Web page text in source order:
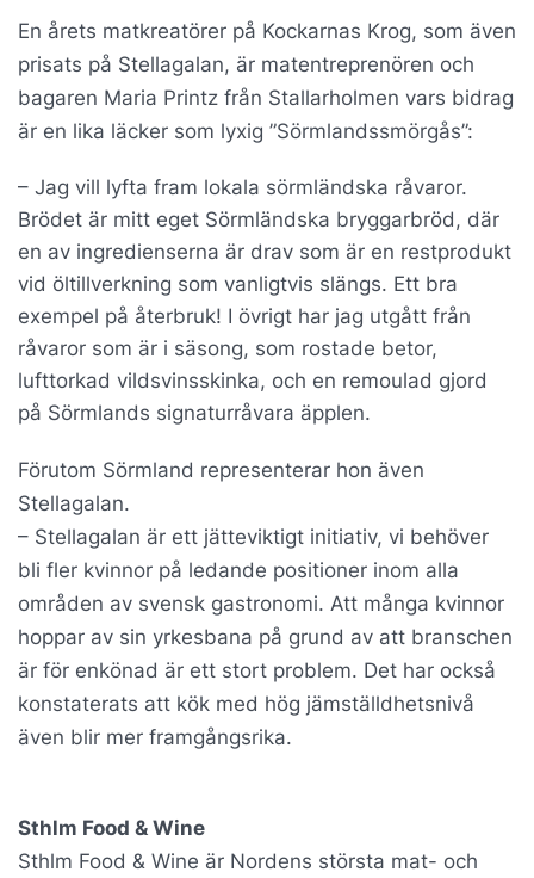
En årets matkreatörer på Kockarnas Krog, som även
prisats på Stellagalan, är matentreprenören och
bagaren Maria Printz från Stallarholmen vars bidrag
är en lika läcker som lyxig ”Sörmlandssmörgås”:
– Jag vill lyfta fram lokala sörmländska råvaror.
Brödet är mitt eget Sörmländska bryggarbröd, där
en av ingredienserna är drav som är en restprodukt
vid öltillverkning som vanligtvis slängs. Ett bra
exempel på återbruk! I övrigt har jag utgått från
råvaror som är i säsong, som rostade betor,
lufttorkad vildsvinsskinka, och en remoulad gjord
på Sörmlands signaturråvara äpplen.
Förutom Sörmland representerar hon även
Stellagalan.
– Stellagalan är ett jätteviktigt initiativ, vi behöver
bli fler kvinnor på ledande positioner inom alla
områden av svensk gastronomi. Att många kvinnor
hoppar av sin yrkesbana på grund av att branschen
är för enkönad är ett stort problem. Det har också
konstaterats att kök med hög jämställdhetsnivå
även blir mer framgångsrika.
Sthlm Food & Wine
Sthlm Food & Wine är Nordens största mat- och